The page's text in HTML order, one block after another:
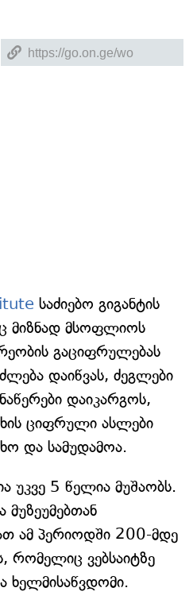
საძიებო გიგანტის
მიზნად მსოფლიოს
გაციფრულებას
დაიწვას, ძეგლები
დაიკარგოს,
ციფრული ასლები
და სამუდამოა.
უკვე 5 წელია მუშაობს.
ამ პერიოდში 200-მდე
რომელიც ვებსაიტზე
ხელმისაწვდომი.